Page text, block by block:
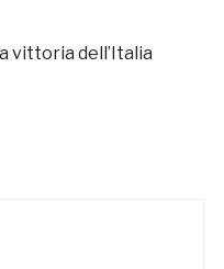
vittoria dell’Italia